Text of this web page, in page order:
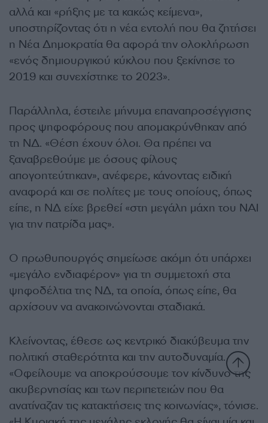
αλλά και «ρήξης με τα κακώς κείμενα»,
υποστηρίζοντας ότι η νέα εντολή που θα ζητήσει
η Νέα Δημοκρατία θα αφορά την ολοκλήρωση
«ενός δημιουργικού κύκλου που ξεκίνησε το
2019 και συνεχίστηκε το 2023».
Παράλληλα, έστειλε μήνυμα επαναπροσέγγισης
προς ψηφοφόρους που απομακρύνθηκαν από
τη ΝΔ. «Θέση έχουν όλοι. Θα πρέπει να
ξαναβρεθούμε με όσους φίλους
απογοητεύτηκαν», ανέφερε, κάνοντας ειδική
αναφορά και σε πολίτες με τους οποίους, όπως
είπε, η ΝΔ είχε βρεθεί «στη μεγάλη μάχη του ΝΑΙ
για την πατρίδα μας».
Ο πρωθυπουργός σημείωσε ακόμη ότι υπάρχει
«μεγάλο ενδιαφέρον» για τη συμμετοχή στα
ψηφοδέλτια της ΝΔ, τα οποία, όπως είπε, θα
αρχίσουν να ανακοινώνονται σταδιακά.
Κλείνοντας, έθεσε ως κεντρικό διακύβευμα την
πολιτική σταθερότητα και την αυτοδυναμία.
«Οφείλουμε να αποκρούσουμε τον κίνδυνο της
ακυβερνησίας και των περιπετειών που θα
ανατίναζαν τις κατακτήσεις της κοινωνίας», τόνισε.